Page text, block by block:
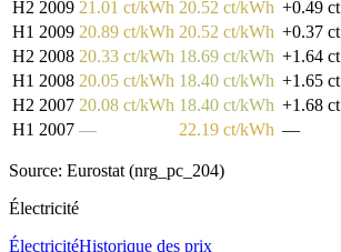
H2 2009 21.01 ct/kWh 20.52 ct/kWh +0.49 ct
H1 2009 20.89 ct/kWh 20.52 ct/kWh +0.37 ct
H2 2008 20.33 ct/kWh 18.69 ct/kWh +1.64 ct
H1 2008 20.05 ct/kWh 18.40 ct/kWh +1.65 ct
H2 2007 20.08 ct/kWh 18.40 ct/kWh +1.68 ct
H1 2007 — 22.19 ct/kWh —
Source: Eurostat (nrg_pc_204)
Électricité
ÉlectricitéHistorique des prix